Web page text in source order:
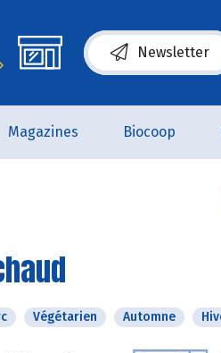
Newsletter
(s’ouvre dans une
Magazines Biocoop
Végétarien Automne